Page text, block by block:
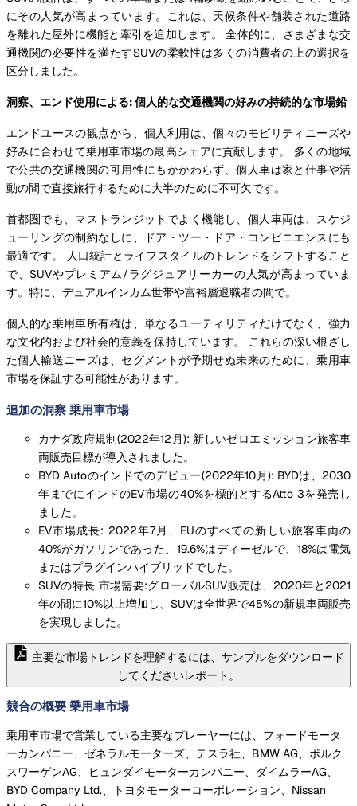
にその人気が高まっています。これは、天候条件や舗装された道路
を離れた屋外に機能と牽引を追加します。 全体的に、さまざまな交
通機関の必要性を満たすSUVの柔軟性は多くの消費者の上の選択を
区分しました。
洞察、エンド使用による: 個人的な交通機関の好みの持続的な市場鉛
エンドユースの観点から、個人利用は、個々のモビリティニーズや
好みに合わせて乗用車市場の最高シェアに貢献します。 多くの地域
で公共の交通機関の可用性にもかかわらず、個人車は家と仕事や活
動の間で直接旅行するために大半のために不可欠です。
首都圏でも、マストランジットでよく機能し、個人車両は、スケジ
ューリングの制約なしに、ドア・ツー・ドア・コンビニエンスにも
最適です。 人口統計とライフスタイルのトレンドをシフトすること
で、SUVやプレミアム/ラグジュアリーカーの人気が高まっていま
す。特に、デュアルインカム世帯や富裕層退職者の間で。
個人的な乗用車所有権は、単なるユーティリティだけでなく、強力
な文化的および社会的意義を保持しています。 これらの深い根ざし
た個人輸送ニーズは、セグメントが予期せぬ未来のために、乗用車
市場を保証する可能性があります。
追加の洞察 乗用車市場
カナダ政府規制(2022年12月): 新しいゼロエミッション旅客車
両販売目標が導入されました。
BYD Autoのインドでのデビュー(2022年10月): BYDは、2030
年までにインドのEV市場の40%を標的とするAtto 3を発売し
ました。
EV市場成長: 2022年7月、EUのすべての新しい旅客車両の
40%がガソリンであった、19.6%はディーゼルで、18%は電気
またはプラグインハイブリッドでした。
SUVの特長 市場需要:グローバルSUV販売は、2020年と2021
年の間に10%以上増加し、SUVは全世界で45%の新規車両販売
を実現しました。
主要な市場トレンドを理解するには、サンプルをダウンロード
してくださいレポート。
競合の概要 乗用車市場
乗用車市場で営業している主要なプレーヤーには、フォードモータ
ーカンパニー、ゼネラルモーターズ、テスラ社、BMW AG、ボルク
スワーゲンAG、ヒュンダイモーターカンパニー、ダイムラーAG、
BYD Company Ltd.、トヨタモーターコーポレーション、Nissan